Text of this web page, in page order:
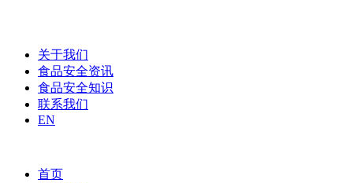
关于我们
食品安全资讯
食品安全知识
联系我们
EN
首页